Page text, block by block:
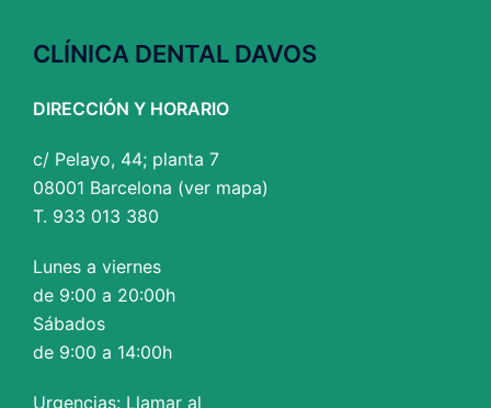
CLÍNICA DENTAL DAVOS
DIRECCIÓN Y HORARIO
c/ Pelayo, 44; planta 7
08001 Barcelona (ver mapa)
T. 933 013 380
Lunes a viernes
de 9:00 a 20:00h
Sábados
de 9:00 a 14:00h
Urgencias: Llamar al